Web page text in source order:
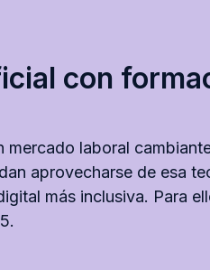
con
laboral
aprovecharse de esa
más inclusiva. Para